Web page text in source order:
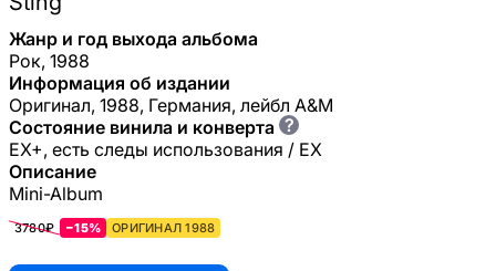
Жанр и год выхода альбома
Рок, 1988
Информация об издании
Оригинал, 1988, Германия, лейбл A&M
Состояние винила и конверта ?
EX+, есть следы использования / EX
Описание
Mini-Album
3780₽ −15% ОРИГИНАЛ 1988